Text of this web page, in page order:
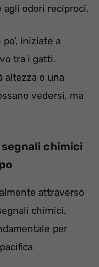
odori reciproci.
iniziate a
tra i gatti.
altezza o una
vedersi, ma
chimici
attraverso
chimici.
per